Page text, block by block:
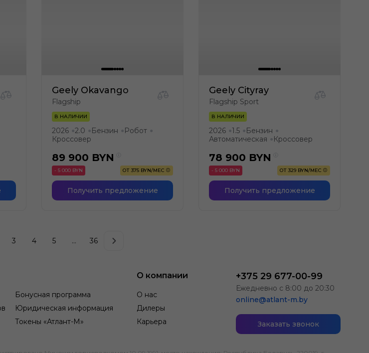
Geely Okavango
Flagship
В НАЛИЧИИ
2026 ●2.0 ● Бензин ● Робот ●
Кроссовер
89 900 BYN
- 5 000 BYN ОТ 375 BYN/МЕС
Получить предложение
Geely Cityray
Flagship Sport
В НАЛИЧИИ
2026 ●1.5 ● Бензин ●
Автоматическая ● Кроссовер
78 900 BYN
- 5 000 BYN ОТ 329 BYN/МЕС
Получить предложение
3 4 5 ... 36
Бонусная программа
Юридическая информация
Токены «Атлант-М»
О компании
О нас
Дилеры
Карьера
+375 29 677-00-99
Ежедневно с 8:00 до 20:30
online@atlant-m.by
Заказать звонок